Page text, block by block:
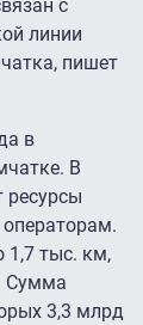
с
линии
пишет
в
В
ресурсы
1,7 тыс. км,
Сумма
3,3 млрд